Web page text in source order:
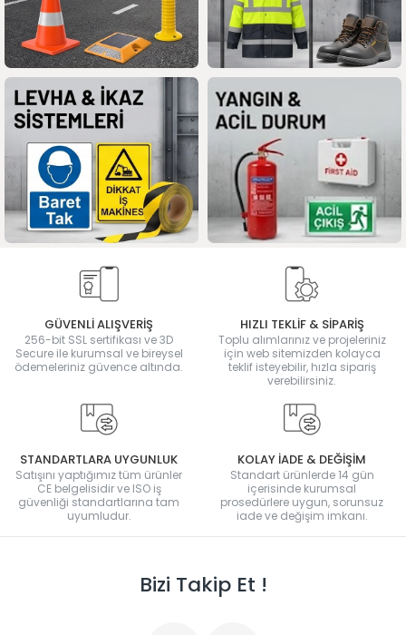
GÜVENLİ ALIŞVERİŞ
256-bit SSL sertifikası ve 3D
Secure ile kurumsal ve bireysel
ödemeleriniz güvence altında.
HIZLI TEKLİF & SİPARİŞ
Toplu alımlarınız ve projeleriniz
için web sitemizden kolayca
teklif isteyebilir, hızla sipariş
verebilirsiniz.
STANDARTLARA UYGUNLUK
Satışını yaptığımız tüm ürünler
CE belgelisidir ve ISO iş
güvenliği standartlarına tam
uyumludur.
KOLAY İADE & DEĞİŞİM
Standart ürünlerde 14 gün
içerisinde kurumsal
prosedürlere uygun, sorunsuz
iade ve değişim imkanı.
Bizi Takip Et !